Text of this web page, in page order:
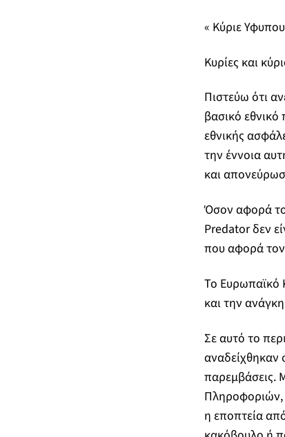
« Κύριε
Κυρίες και
Πιστεύω ότι
βασικό
εθνικής
την έννοια
και
Όσον αφορά
Predator δεν
που αφορά
Το Ευρωπαϊκό
και την
Σε αυτό το
αναδείχθηκαν
παρεμβάσεις.
Πληροφοριών,
η εποπτεία